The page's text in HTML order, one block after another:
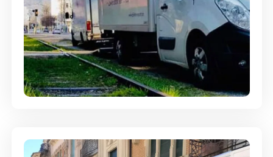
Ein- und Auspackservice